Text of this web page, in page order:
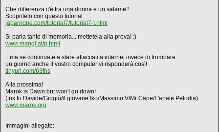
Che differenza c'è tra una donna e un salame?
Scopritelo con questo tutorial:
japanrope.com/tutorial7/tutorial7-t.html
Si parla tanto di memoria... mettetela alla prova! :)
www.mangl.at/p.html
...ma se continuate a stare attaccati a internet invece di trombare...
un giorno anche il vostro computer vi risponderà così!
tinyurl.com/63fhs
Alla prossima!
Marok is Dawn but won't go down!
(tnx to Davide/Giogiò/il giovane Iko/Massimo V/Mr Cape/L'anale Pelodia)
www.marok.org
Immagini allegate: